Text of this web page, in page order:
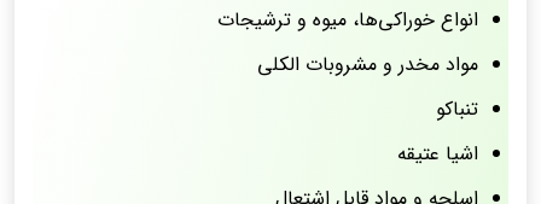
انواع خوراکی‌ها، میوه و ترشیجات
مواد مخدر و مشروبات الکلی
تنباکو
اشیا عتیقه